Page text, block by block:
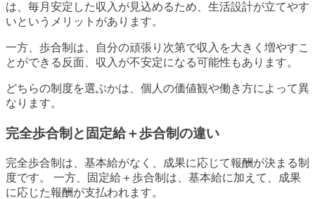
は、毎月安定した収入が見込めるため、生活設計が立てやす
いというメリットがあります。
一方、歩合制は、自分の頑張り次第で収入を大きく増やすこ
とができる反面、収入が不安定になる可能性もあります。
どちらの制度を選ぶかは、個人の価値観や働き方によって異
なります。
完全歩合制と固定給＋歩合制の違い
完全歩合制は、基本給がなく、成果に応じて報酬が決まる制
度です。 一方、固定給＋歩合制は、基本給に加えて、成果
に応じた報酬が支払われます。